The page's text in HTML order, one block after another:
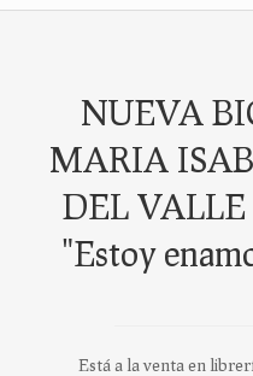
NUEVA
MARIA
DEL VALLE
"Estoy
Está a la venta en